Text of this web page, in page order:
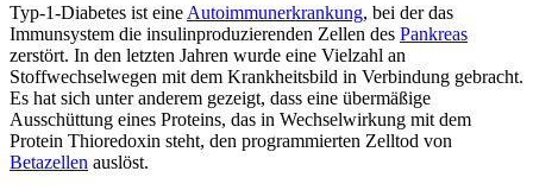
Typ-1-Diabetes ist eine Autoimmunerkrankung, bei der das
Immunsystem die insulinproduzierenden Zellen des Pankreas
zerstört. In den letzten Jahren wurde eine Vielzahl an
Stoffwechselwegen mit dem Krankheitsbild in Verbindung gebracht.
Es hat sich unter anderem gezeigt, dass eine übermäßige
Ausschüttung eines Proteins, das in Wechselwirkung mit dem
Protein Thioredoxin steht, den programmierten Zelltod von
Betazellen auslöst.